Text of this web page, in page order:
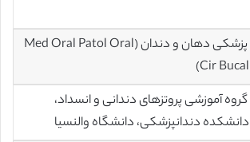
پزشکی دهان و دندان (Med Oral Patol Oral
Cir Bucal)
گروه آموزشی پروتزهای دندانی و انسداد،
دانشکده دندانپزشکی، دانشگاه والنسیا